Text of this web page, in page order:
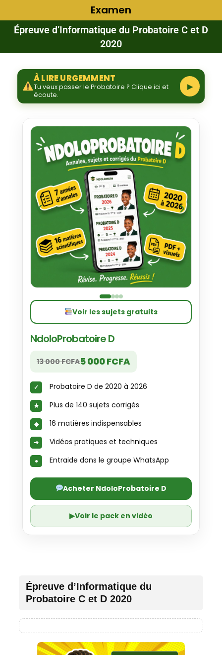
Examen
Épreuve d’Informatique du Probatoire C et D
2020
À LIRE URGEMMENT
Tu veux passer le Probatoire ? Clique ici et
écoute.
▶
‹ ›
Voir les sujets gratuits
NdoloProbatoire D
13 000 FCFA5 000 FCFA
Probatoire D de 2020 à 2026
Plus de 140 sujets corrigés
16 matières indispensables
Vidéos pratiques et techniques
Entraide dans le groupe WhatsApp
Acheter NdoloProbatoire D
▶Voir le pack en vidéo
Épreuve d’Informatique du
Probatoire C et D 2020